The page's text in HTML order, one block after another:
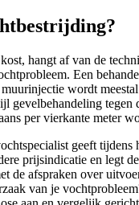
hangt af van de
Een
wordt
gevelbehandeling tegen
per vierkante meter
geeft tijdens
prijsindicatie en legt
de afspraken over
van je